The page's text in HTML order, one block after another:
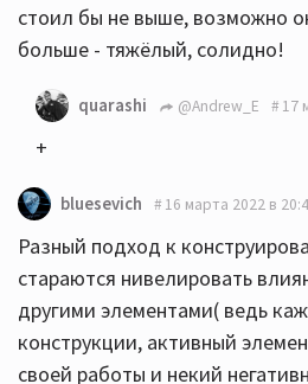
стоил бы не выше, возможно
больше - тяжёлый, солидно!
quarashi @Andrew_E 17
+
bluesevich 16 марта 2022 в
Разный подход к
стараются нивелировать
другими элементами( ведь
конструкции, активный
своей работы и некий